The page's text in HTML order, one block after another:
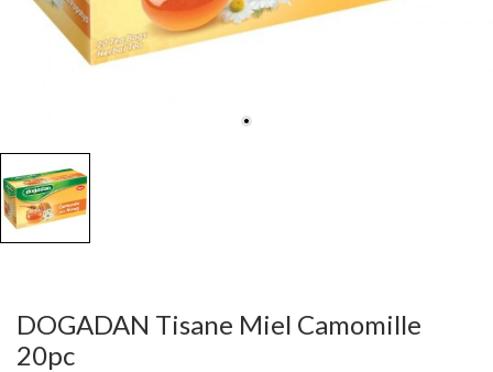
DOGADAN Tisane Miel Camomille
20pc